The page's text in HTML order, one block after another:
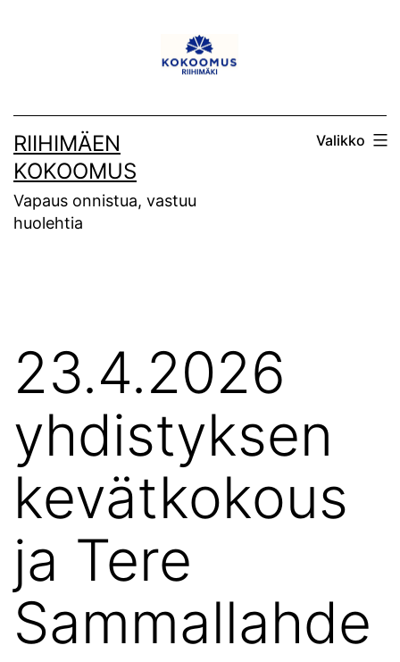
RIIHIMÄEN
KOKOOMUS
Vapaus onnistua, vastuu
huolehtia
Valikko
23.4.2026
yhdistyksen
kevätkokous
ja Tere
Sammallahde